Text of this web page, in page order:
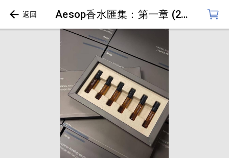
Aesop香水匯集：第一章 (2ml*6/盒)#05/05